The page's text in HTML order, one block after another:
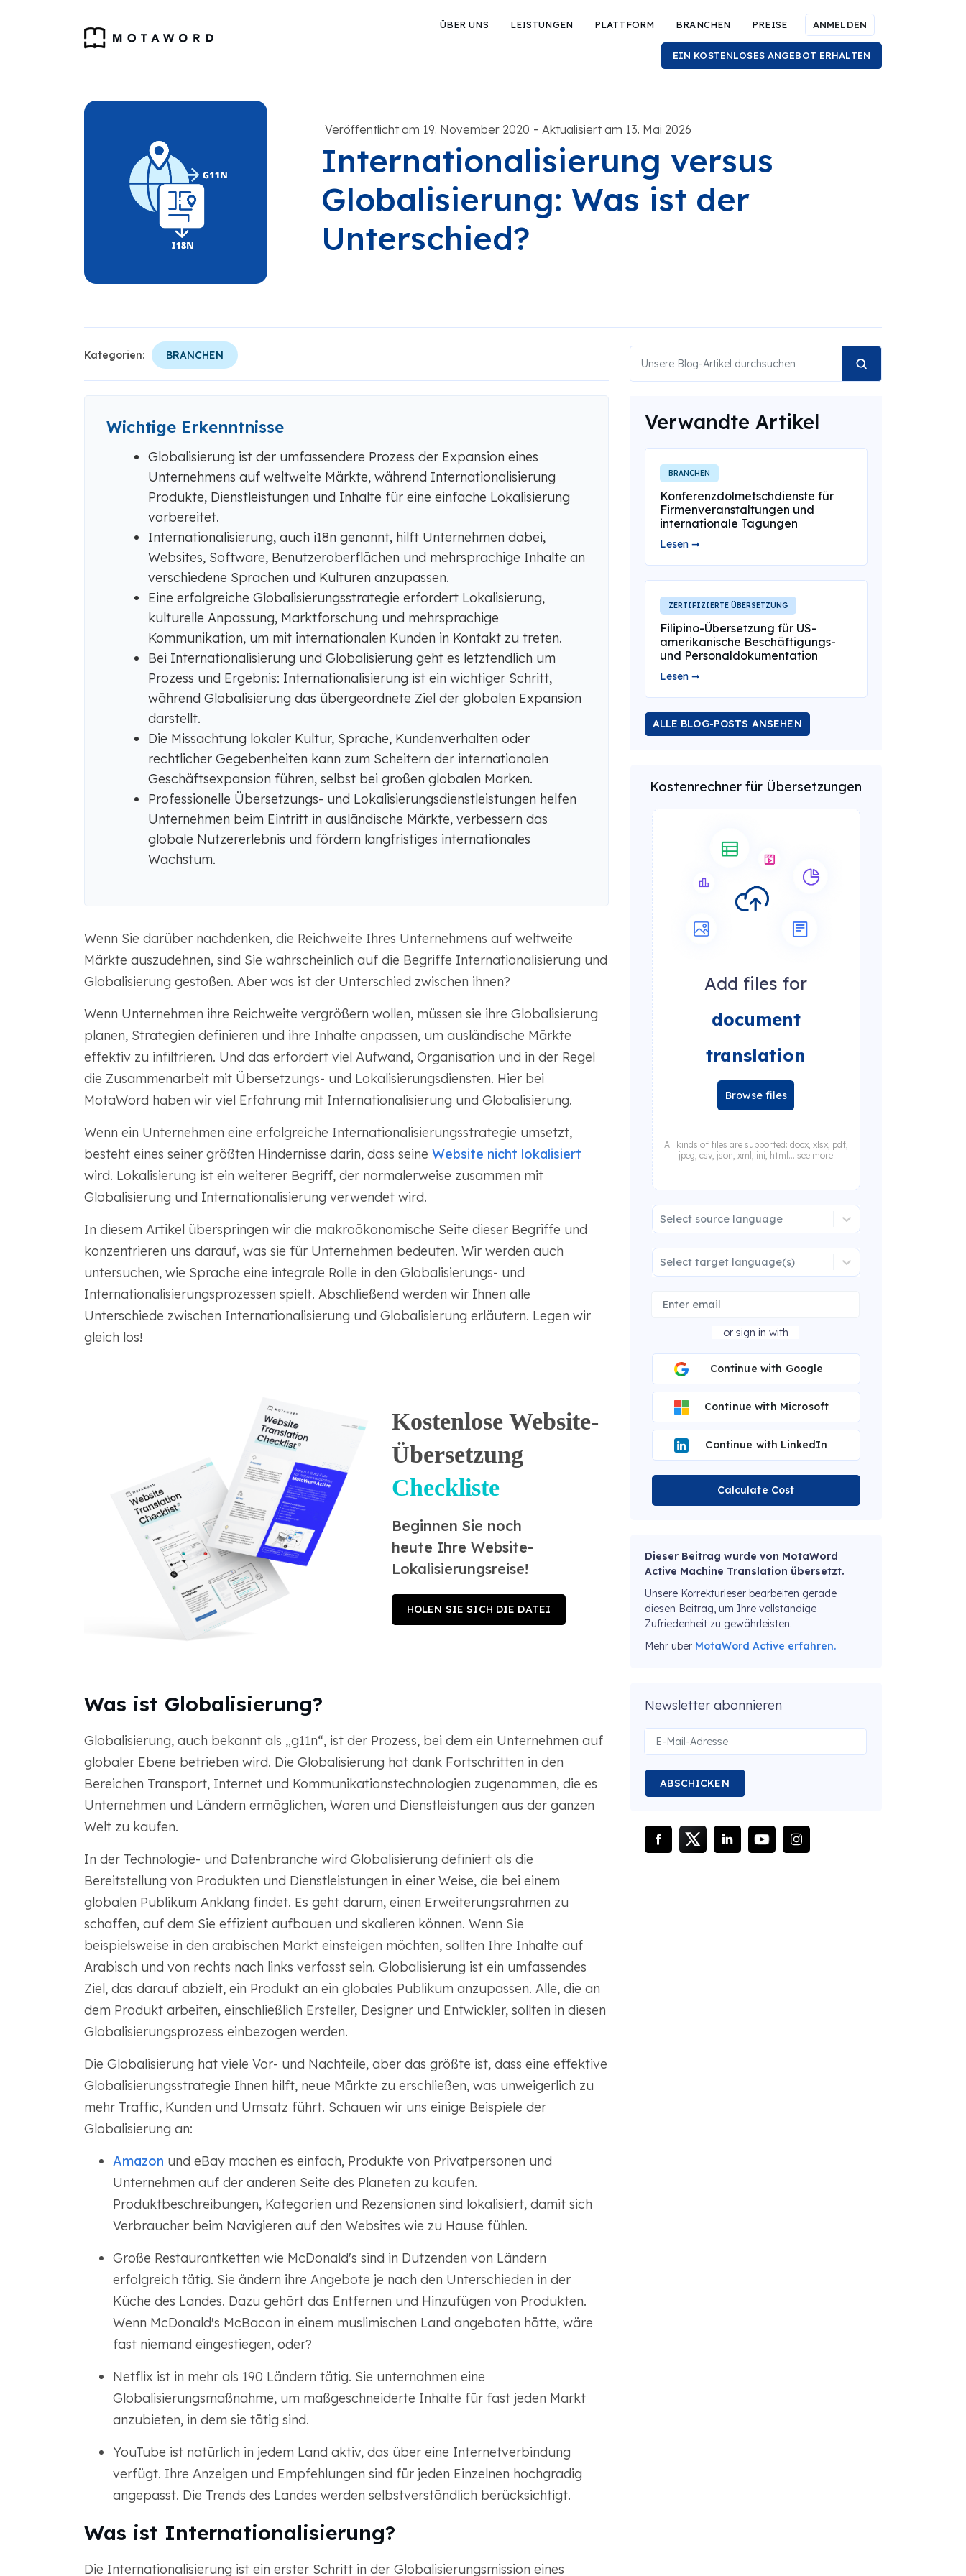
ÜBER UNS LEISTUNGEN PLATTFORM BRANCHEN PREISE ANMELDEN
EIN KOSTENLOSES ANGEBOT ERHALTEN
Veröffentlicht am 19. November 2020 - Aktualisiert am 13. Mai 2026
Internationalisierung versus
Globalisierung: Was ist der
Unterschied?
Kategorien: BRANCHEN
Wichtige Erkenntnisse
Globalisierung ist der umfassendere Prozess der Expansion eines
Unternehmens auf weltweite Märkte, während Internationalisierung
Produkte, Dienstleistungen und Inhalte für eine einfache Lokalisierung
vorbereitet.
Internationalisierung, auch i18n genannt, hilft Unternehmen dabei,
Websites, Software, Benutzeroberflächen und mehrsprachige Inhalte an
verschiedene Sprachen und Kulturen anzupassen.
Eine erfolgreiche Globalisierungsstrategie erfordert Lokalisierung,
kulturelle Anpassung, Marktforschung und mehrsprachige
Kommunikation, um mit internationalen Kunden in Kontakt zu treten.
Bei Internationalisierung und Globalisierung geht es letztendlich um
Prozess und Ergebnis: Internationalisierung ist ein wichtiger Schritt,
während Globalisierung das übergeordnete Ziel der globalen Expansion
darstellt.
Die Missachtung lokaler Kultur, Sprache, Kundenverhalten oder
rechtlicher Gegebenheiten kann zum Scheitern der internationalen
Geschäftsexpansion führen, selbst bei großen globalen Marken.
Professionelle Übersetzungs- und Lokalisierungsdienstleistungen helfen
Unternehmen beim Eintritt in ausländische Märkte, verbessern das
globale Nutzererlebnis und fördern langfristiges internationales
Wachstum.
Wenn Sie darüber nachdenken, die Reichweite Ihres Unternehmens auf weltweite
Märkte auszudehnen, sind Sie wahrscheinlich auf die Begriffe Internationalisierung und
Globalisierung gestoßen. Aber was ist der Unterschied zwischen ihnen?
Wenn Unternehmen ihre Reichweite vergrößern wollen, müssen sie ihre Globalisierung
planen, Strategien definieren und ihre Inhalte anpassen, um ausländische Märkte
effektiv zu infiltrieren. Und das erfordert viel Aufwand, Organisation und in der Regel
die Zusammenarbeit mit Übersetzungs- und Lokalisierungsdiensten. Hier bei
MotaWord haben wir viel Erfahrung mit Internationalisierung und Globalisierung.
Wenn ein Unternehmen eine erfolgreiche Internationalisierungsstrategie umsetzt,
besteht eines seiner größten Hindernisse darin, dass seine Website nicht lokalisiert
wird. Lokalisierung ist ein weiterer Begriff, der normalerweise zusammen mit
Globalisierung und Internationalisierung verwendet wird.
In diesem Artikel überspringen wir die makroökonomische Seite dieser Begriffe und
konzentrieren uns darauf, was sie für Unternehmen bedeuten. Wir werden auch
untersuchen, wie Sprache eine integrale Rolle in den Globalisierungs- und
Internationalisierungsprozessen spielt. Abschließend werden wir Ihnen alle
Unterschiede zwischen Internationalisierung und Globalisierung erläutern. Legen wir
gleich los!
Kostenlose Website-
Übersetzung
Checkliste
Beginnen Sie noch
heute Ihre Website-
Lokalisierungsreise!
HOLEN SIE SICH DIE DATEI
Was ist Globalisierung?
Globalisierung, auch bekannt als „g11n“, ist der Prozess, bei dem ein Unternehmen auf
globaler Ebene betrieben wird. Die Globalisierung hat dank Fortschritten in den
Bereichen Transport, Internet und Kommunikationstechnologien zugenommen, die es
Unternehmen und Ländern ermöglichen, Waren und Dienstleistungen aus der ganzen
Welt zu kaufen.
In der Technologie- und Datenbranche wird Globalisierung definiert als die
Bereitstellung von Produkten und Dienstleistungen in einer Weise, die bei einem
globalen Publikum Anklang findet. Es geht darum, einen Erweiterungsrahmen zu
schaffen, auf dem Sie effizient aufbauen und skalieren können. Wenn Sie
beispielsweise in den arabischen Markt einsteigen möchten, sollten Ihre Inhalte auf
Arabisch und von rechts nach links verfasst sein. Globalisierung ist ein umfassendes
Ziel, das darauf abzielt, ein Produkt an ein globales Publikum anzupassen. Alle, die an
dem Produkt arbeiten, einschließlich Ersteller, Designer und Entwickler, sollten in diesen
Globalisierungsprozess einbezogen werden.
Die Globalisierung hat viele Vor- und Nachteile, aber das größte ist, dass eine effektive
Globalisierungsstrategie Ihnen hilft, neue Märkte zu erschließen, was unweigerlich zu
mehr Traffic, Kunden und Umsatz führt. Schauen wir uns einige Beispiele der
Globalisierung an:
Amazon und eBay machen es einfach, Produkte von Privatpersonen und
Unternehmen auf der anderen Seite des Planeten zu kaufen.
Produktbeschreibungen, Kategorien und Rezensionen sind lokalisiert, damit sich
Verbraucher beim Navigieren auf den Websites wie zu Hause fühlen.
Große Restaurantketten wie McDonald's sind in Dutzenden von Ländern
erfolgreich tätig. Sie ändern ihre Angebote je nach den Unterschieden in der
Küche des Landes. Dazu gehört das Entfernen und Hinzufügen von Produkten.
Wenn McDonald's McBacon in einem muslimischen Land angeboten hätte, wäre
fast niemand eingestiegen, oder?
Netflix ist in mehr als 190 Ländern tätig. Sie unternahmen eine
Globalisierungsmaßnahme, um maßgeschneiderte Inhalte für fast jeden Markt
anzubieten, in dem sie tätig sind.
YouTube ist natürlich in jedem Land aktiv, das über eine Internetverbindung
verfügt. Ihre Anzeigen und Empfehlungen sind für jeden Einzelnen hochgradig
angepasst. Die Trends des Landes werden selbstverständlich berücksichtigt.
Was ist Internationalisierung?
Die Internationalisierung ist ein erster Schritt in der Globalisierungsmission eines
Verwandte Artikel
BRANCHEN
Konferenzdolmetschdienste für
Firmenveranstaltungen und
internationale Tagungen
Lesen ➞
ZERTIFIZIERTE ÜBERSETZUNG
Filipino-Übersetzung für US-
amerikanische Beschäftigungs-
und Personaldokumentation
Lesen ➞
ALLE BLOG-POSTS ANSEHEN
Kostenrechner für Übersetzungen
Add files for
document
translation
Browse files
All kinds of files are supported: docx, xlsx, pdf,
jpeg, csv, json, xml, ini, html... see more
Select source language
Select target language(s)
or sign in with
Continue with Google
Continue with Microsoft
Continue with LinkedIn
Calculate Cost
Dieser Beitrag wurde von MotaWord
Active Machine Translation übersetzt.
Unsere Korrekturleser bearbeiten gerade
diesen Beitrag, um Ihre vollständige
Zufriedenheit zu gewährleisten.
Mehr über MotaWord Active erfahren.
Newsletter abonnieren
ABSCHICKEN